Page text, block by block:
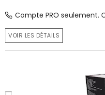
Compte PRO seulement.
VOIR LES DÉTAILS